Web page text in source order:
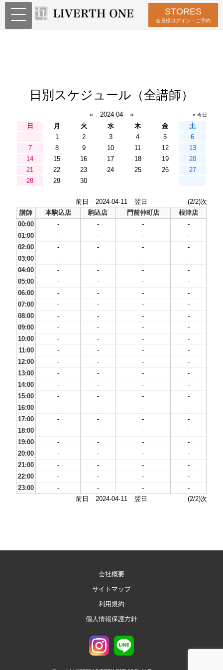
STORES
会員様ログイン・ご予約
日別スケジュール（全講師）
« 2024-04 » » 今日
日 月 火 水 木 金
土
1
2 3 4 5
6
7
8 9 10 11 12
13
14
15 16 17 18 19
20
21
22 23 24 25 26
27
28
29 30
前日 2024-04-11 翌日
(2/2)次
講師
本駒込店 駒込店 門前仲町店
根津店
00:00
- - -
-
01:00
- - -
-
02:00
- - -
-
03:00
- - -
-
04:00
- - -
-
05:00
- - -
-
06:00
- - -
-
07:00
- - -
-
08:00
- - -
-
09:00
- - -
-
10:00
- - -
-
11:00
- - -
-
12:00
- - -
-
13:00
- - -
-
14:00
- - -
-
15:00
- - -
-
16:00
- - -
-
17:00
- - -
-
18:00
- - -
-
19:00
- - -
-
20:00
- - -
-
21:00
- - -
-
22:00
- - -
-
23:00
- - -
-
前日
2024-04-11 翌日 (2/2)次
会社概要
サイトマップ
利用規約
個人情報保護方針